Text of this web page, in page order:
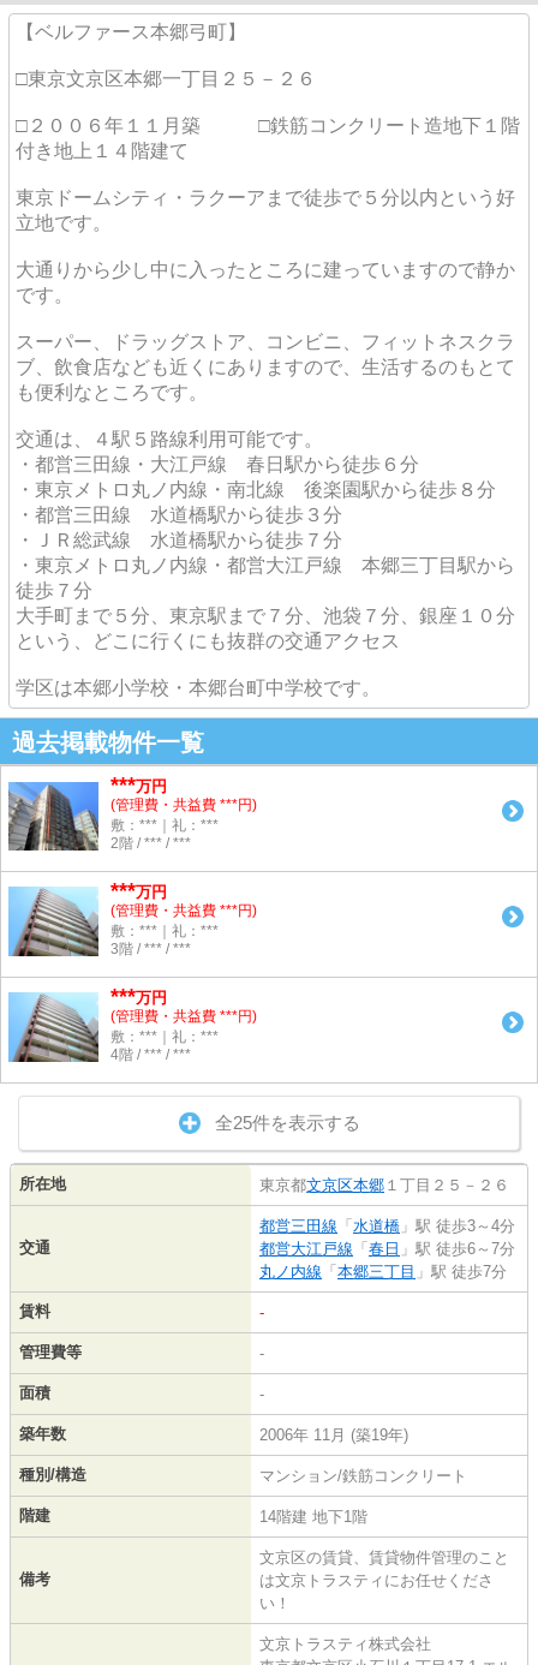
【ベルファース本郷弓町】
□東京文京区本郷一丁目２５－２６
□２００６年１１月築 □鉄筋コンクリート造地下１階
付き地上１４階建て
東京ドームシティ・ラクーアまで徒歩で５分以内という好
立地です。
大通りから少し中に入ったところに建っていますので静か
です。
スーパー、ドラッグストア、コンビニ、フィットネスクラ
ブ、飲食店なども近くにありますので、生活するのもとて
も便利なところです。
交通は、４駅５路線利用可能です。
・都営三田線・大江戸線 春日駅から徒歩６分
・東京メトロ丸ノ内線・南北線 後楽園駅から徒歩８分
・都営三田線 水道橋駅から徒歩３分
・ＪＲ総武線 水道橋駅から徒歩７分
・東京メトロ丸ノ内線・都営大江戸線 本郷三丁目駅から
徒歩７分
大手町まで５分、東京駅まで７分、池袋７分、銀座１０分
という、どこに行くにも抜群の交通アクセス
学区は本郷小学校・本郷台町中学校です。
過去掲載物件一覧
***万円
(管理費・共益費 ***円)
敷：***｜礼：***
2階 / *** / ***
***万円
(管理費・共益費 ***円)
敷：***｜礼：***
3階 / *** / ***
***万円
(管理費・共益費 ***円)
敷：***｜礼：***
4階 / *** / ***
全25件を表示する
所在地 東京都文京区本郷 １丁目２５－２６
交通
都営三田線 「 水道橋 」駅 徒歩3～4分
都営大江戸線 「 春日 」駅 徒歩6～7分
丸ノ内線 「 本郷三丁目 」駅 徒歩7分
賃料 -
管理費等 -
面積 -
築年数 2006年 11月 (築19年)
種別/構造 マンション/鉄筋コンクリート
階建 14階建 地下1階
備考
文京区の賃貸、賃貸物件管理のこと
は文京トラスティにお任せくださ
い！
文京トラスティ株式会社